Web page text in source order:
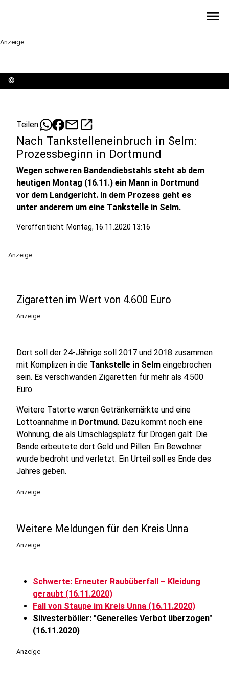
menu
Anzeige
©
Teilen: mailopen_in_new
Nach Tankstelleneinbruch in Selm:
Prozessbeginn in Dortmund
Wegen schweren Bandendiebstahls steht ab dem
heutigen Montag (16.11.) ein Mann in Dortmund
vor dem Landgericht. In dem Prozess geht es
unter anderem um eine Tankstelle in Selm.
Veröffentlicht: Montag, 16.11.2020 13:16
Anzeige
Zigaretten im Wert von 4.600 Euro
Anzeige
Dort soll der 24-Jährige soll 2017 und 2018 zusammen
mit Komplizen in die Tankstelle in Selm eingebrochen
sein. Es verschwanden Zigaretten für mehr als 4.500
Euro.
Weitere Tatorte waren Getränkemärkte und eine
Lottoannahme in Dortmund. Dazu kommt noch eine
Wohnung, die als Umschlagsplatz für Drogen galt. Die
Bande erbeutete dort Geld und Pillen. Ein Bewohner
wurde bedroht und verletzt. Ein Urteil soll es Ende des
Jahres geben.
Anzeige
Weitere Meldungen für den Kreis Unna
Anzeige
Schwerte: Erneuter Raubüberfall – Kleidung
geraubt (16.11.2020)
Fall von Staupe im Kreis Unna (16.11.2020)
Silvesterböller: "Generelles Verbot überzogen"
(16.11.2020)
Anzeige